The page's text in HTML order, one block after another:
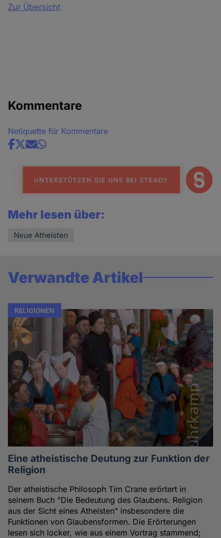
Zur Übersicht
Kommentare
Netiquette für Kommentare
Share
news
Mehr lesen über:
Neue Atheisten
Verwandte Artikel
RELIGIONEN
Eine atheistische Deutung zur Funktion der
Religion
Der atheistische Philosoph Tim Crane erörtert in
seinem Buch "Die Bedeutung des Glaubens. Religion
aus der Sicht eines Atheisten" insbesondere die
Funktionen von Glaubensformen. Die Erörterungen
lesen sich locker, wie aus einem Vortrag stammend;